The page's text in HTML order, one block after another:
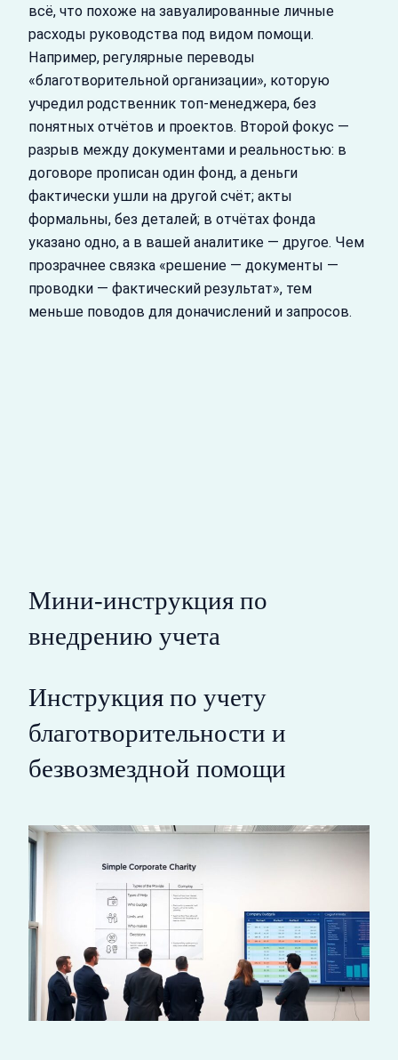
всё, что похоже на завуалированные личные
расходы руководства под видом помощи.
Например, регулярные переводы
«благотворительной организации», которую
учредил родственник топ-менеджера, без
понятных отчётов и проектов. Второй фокус —
разрыв между документами и реальностью: в
договоре прописан один фонд, а деньги
фактически ушли на другой счёт; акты
формальны, без деталей; в отчётах фонда
указано одно, а в вашей аналитике — другое. Чем
прозрачнее связка «решение — документы —
проводки — фактический результат», тем
меньше поводов для доначислений и запросов.
Мини-инструкция по
внедрению учета
Инструкция по учету
благотворительности и
безвозмездной помощи